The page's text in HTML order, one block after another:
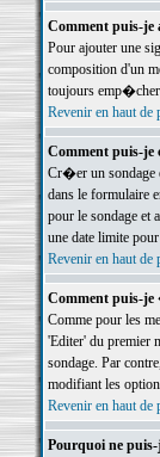
Comment puis-je
Pour ajouter une
composition d'un
toujours emp�cher
Revenir en haut de
Comment puis-je
Cr�er un sondage
dans le formulaire
pour le sondage
une date limite
Revenir en haut de
Comment puis-
Comme pour les
'Editer' du premier
sondage. Par
modifiant les
Revenir en haut de
Pourquoi ne